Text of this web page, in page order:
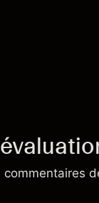
commentaires